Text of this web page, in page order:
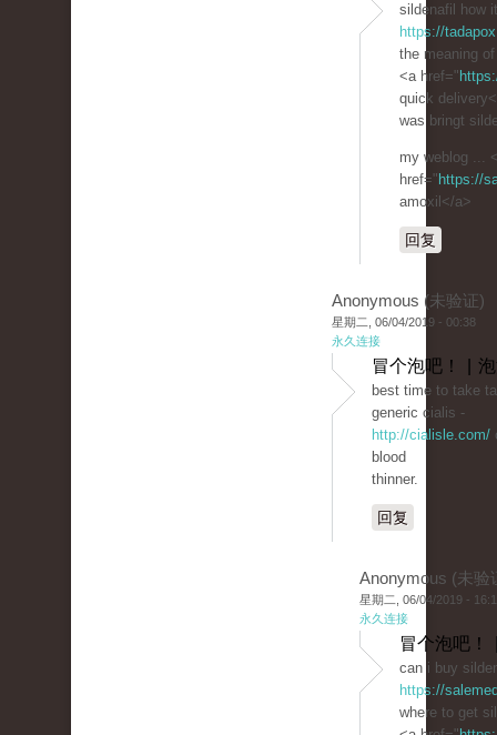
sildenafil how
https://
the meaning
<a href="
quick
was bringt
my weblog ...
href=" https://
amoxil</a>
回复
Anonymous (未验证)
星期二, 06/04/2019 - 00:38
永久连接
冒个泡吧！ |
best time to take
generic cialis -
http://cialisle.com/
blood
thinner.
回复
Anonymous (未验
星期二, 06/04/2019 -
永久连接
冒个泡吧！
can i buy
https://
where to get